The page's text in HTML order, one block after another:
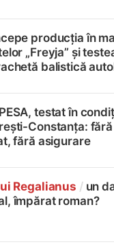
producția în
„Freyja” și
balistică
testat în
Constanța:
fără asigurare
Regalianus /un
împărat roman?